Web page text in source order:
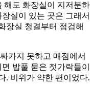
해도 화장실이 지저분하
실이 있는 곳은 그래서
장실 청결부터 점검해
가지 못하고 매점에서
밥풀 묻은 젓가락들이
. 비위가 약한 편이었다.